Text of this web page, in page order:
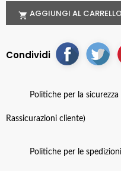
 AGGIUNGI AL CARRELLO
Condividi
Politiche per la
Rassicurazioni cliente)
Politiche per le